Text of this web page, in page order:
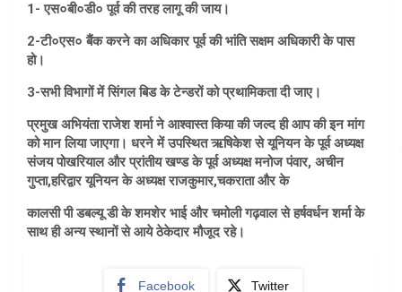
1- एस०बी०डी० पूर्व की तरह लागू की जाय।
2-टी०एस० बैंक करने का अधिकार पूर्व की भांति सक्षम अधिकारी के पास
हो।
3-सभी विभागों में सिंगल बिड के टेन्डरों को प्रथामिकता दी जाए।
प्रमुख अभियंता राजेश शर्मा ने आश्वास्त किया की जल्द ही आप की इन मांग
को मान लिया जाएगा। धरने में उपस्थित ऋषिकेश से यूनियन के पूर्व अध्यक्ष
संजय पोखरियाल और प्रांतीय खण्ड के पूर्व अध्यक्ष मनोज पंवार, अचीन
गुप्ता,हरिद्वार यूनियन के अध्यक्ष राजकुमार,चकराता और के
कालसी पी डबल्यू डी के शमशेर भाई और चमोली गढ़वाल से हर्षवर्धन शर्मा के
साथ ही अन्य स्थानों से आये ठेकेदार मौजूद रहे।
Facebook Twitter